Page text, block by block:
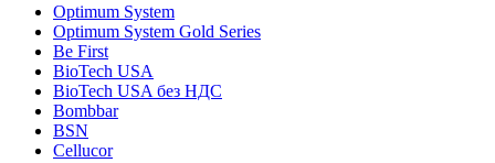
Optimum System
Optimum System Gold Series
Be First
BioTech USA
BioTech USA без НДС
Bombbar
BSN
Cellucor